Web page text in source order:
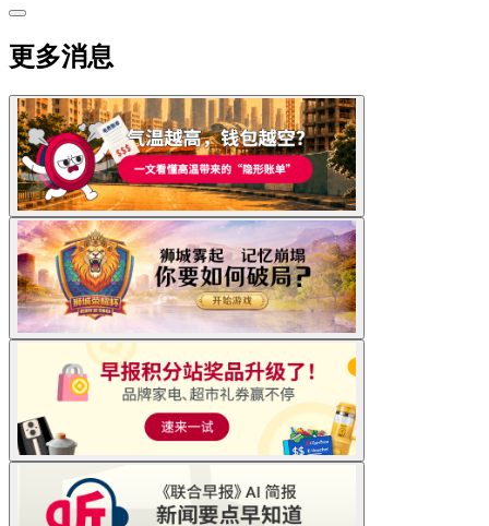
更多消息